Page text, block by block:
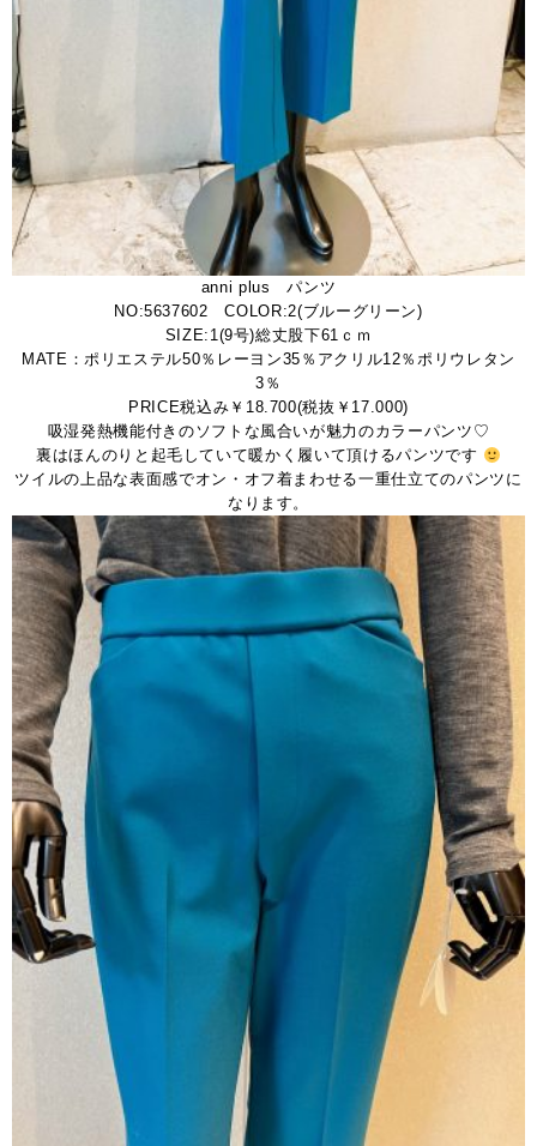
anni plus パンツ
NO:5637602 COLOR:2(ブルーグリーン)
SIZE:1(9号)総丈股下61ｃｍ
MATE：ポリエステル50％レーヨン35％アクリル12％ポリウレタン
3％
PRICE税込み￥18.700(税抜￥17.000)
吸湿発熱機能付きのソフトな風合いが魅力のカラーパンツ♡
裏はほんのりと起毛していて暖かく履いて頂けるパンツです
ツイルの上品な表面感でオン・オフ着まわせる一重仕立てのパンツに
なります。